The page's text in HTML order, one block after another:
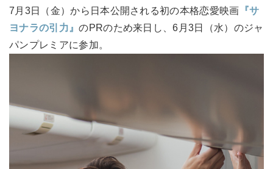
7月3日（金）から日本公開される初の本格恋愛映画 『サ
ヨナラの引力』のPRのため来日し、6月3日（水）のジャ
パンプレミアに参加。